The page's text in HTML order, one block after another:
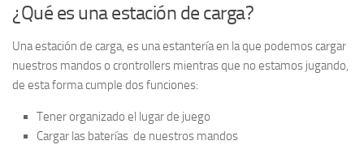
¿Qué es una estación de carga?
Una estación de carga, es una estantería en la que podemos cargar
nuestros mandos o crontrollers mientras que no estamos jugando,
de esta forma cumple dos funciones:
Tener organizado el lugar de juego
Cargar las baterías de nuestros mandos